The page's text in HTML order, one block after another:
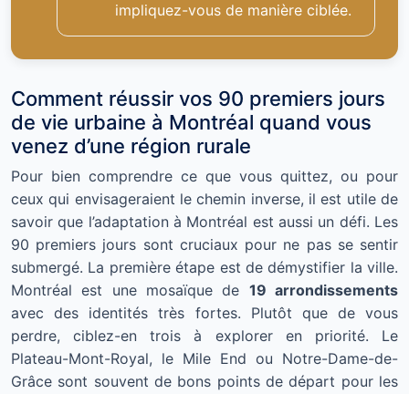
impliquez-vous de manière ciblée.
Comment réussir vos 90 premiers jours
de vie urbaine à Montréal quand vous
venez d’une région rurale
Pour bien comprendre ce que vous quittez, ou pour
ceux qui envisageraient le chemin inverse, il est utile de
savoir que l’adaptation à Montréal est aussi un défi. Les
90 premiers jours sont cruciaux pour ne pas se sentir
submergé. La première étape est de démystifier la ville.
Montréal est une mosaïque de 19 arrondissements
avec des identités très fortes. Plutôt que de vous
perdre, ciblez-en trois à explorer en priorité. Le
Plateau-Mont-Royal, le Mile End ou Notre-Dame-de-
Grâce sont souvent de bons points de départ pour les